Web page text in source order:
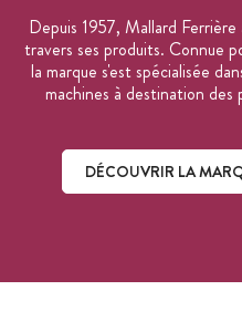
Depuis 1957, Mallard
travers ses produits. Connue
la marque s'est spécialisée
machines à destination des
DÉCOUVRIR LA